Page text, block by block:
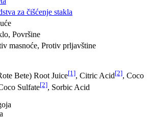
za čišćenje stakla
Površine
masnoće, Protiv prljavštine
Bete) Root Juice[1], Citric Acid[2], Coco
Sulfate[2], Sorbic Acid